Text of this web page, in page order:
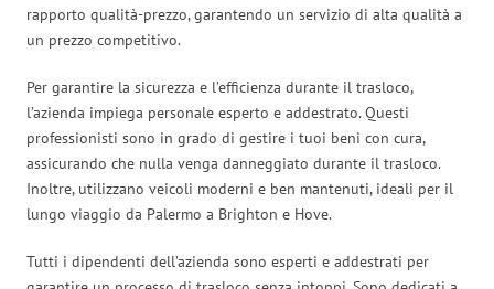
rapporto qualità-prezzo, garantendo un servizio di alta qualità a
un prezzo competitivo.
Per garantire la sicurezza e l’efficienza durante il trasloco,
l’azienda impiega personale esperto e addestrato. Questi
professionisti sono in grado di gestire i tuoi beni con cura,
assicurando che nulla venga danneggiato durante il trasloco.
Inoltre, utilizzano veicoli moderni e ben mantenuti, ideali per il
lungo viaggio da Palermo a Brighton e Hove.
Tutti i dipendenti dell’azienda sono esperti e addestrati per